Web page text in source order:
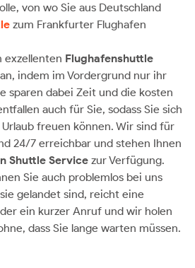
von wo Sie aus Deutschland
zum Frankfurter Flughafen
exzellenten Flughafenshuttle
an, indem im Vordergrund nur ihr
sparen dabei Zeit und die kosten
auch für Sie, sodass Sie sich
freuen können. Wir sind für
24/7 erreichbar und stehen Ihnen
Shuttle Service zur Verfügung.
Sie auch problemlos bei uns
gelandet sind, reicht eine
ein kurzer Anruf und wir holen
dass Sie lange warten müssen.